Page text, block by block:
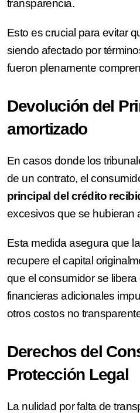
transparencia.
Esto es crucial para evitar
siendo afectado por
fueron plenamente
Devolución del
amortizado
En casos donde los
de un contrato, el
principal del crédito
excesivos que se hubieran
Esta medida asegura que
recupere el capital
que el consumidor se
financieras adicionales
otros costos no
Derechos del
Protección Legal
La nulidad por falta de